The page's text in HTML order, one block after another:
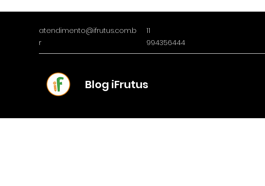
atendimento@ifrutus.com.b
r
11
994356444
Blog iFrutus